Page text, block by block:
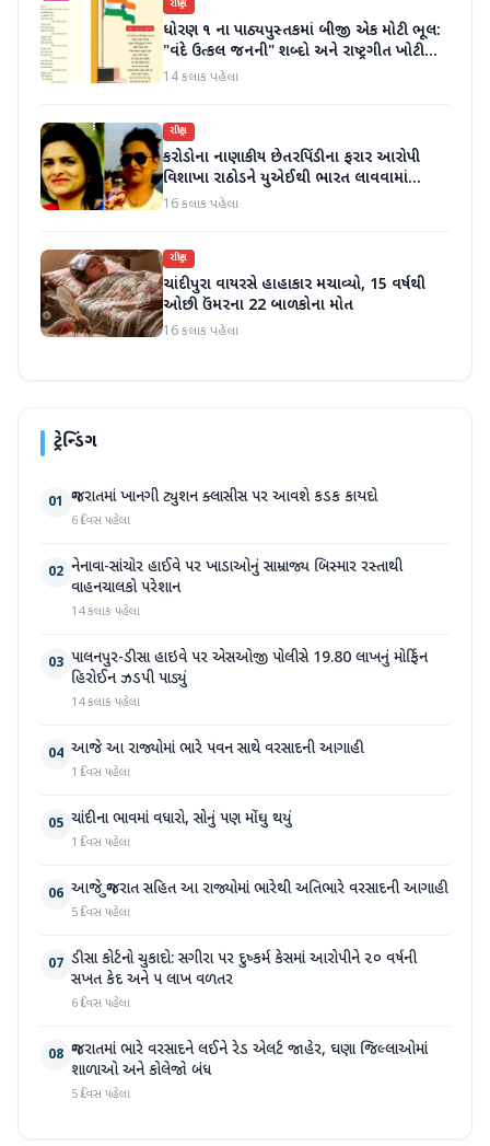
રાષ્ટ્રીય
ધોરણ ૧ ના પાઠ્યપુસ્તકમાં બીજી એક મોટી ભૂલ:
"વંદે ઉત્કલ જનની" શબ્દો અને રાષ્ટ્રગીત ખોટી
રીતે છાપવામાં આવ્યા
14 કલાક પહેલા
રાષ્ટ્રીય
કરોડોના નાણાકીય છેતરપિંડીના ફરાર આરોપી
વિશાખા રાઠોડને યુએઈથી ભારત લાવવામાં
આવ્યો
16 કલાક પહેલા
રાષ્ટ્રીય
ચાંદીપુરા વાયરસે હાહાકાર મચાવ્યો, 15 વર્ષથી
ઓછી ઉંમરના 22 બાળકોના મોત
16 કલાક પહેલા
ટ્રેન્ડિંગ
01 ગુજરાતમાં ખાનગી ટ્યુશન ક્લાસીસ પર આવશે કડક કાયદો
6 દિવસ પહેલા
02 નેનાવા-સાંચોર હાઈવે પર ખાડાઓનું સામ્રાજ્ય બિસ્માર રસ્તાથી
વાહનચાલકો પરેશાન
14 કલાક પહેલા
03 પાલનપુર-ડીસા હાઇવે પર એસઓજી પોલીસે 19.80 લાખનું મોર્ફિન
હિરોઈન ઝડપી પાડ્યું
14 કલાક પહેલા
04 આજે આ રાજ્યોમાં ભારે પવન સાથે વરસાદની આગાહી
1 દિવસ પહેલા
05 ચાંદીના ભાવમાં વધારો, સોનું પણ મોંઘુ થયું
1 દિવસ પહેલા
06 આજે ગુજરાત સહિત આ રાજ્યોમાં ભારેથી અતિભારે વરસાદની આગાહી
5 દિવસ પહેલા
07 ડીસા કોર્ટનો ચુકાદો: સગીરા પર દુષ્કર્મ કેસમાં આરોપીને ૨૦ વર્ષની
સખત કેદ અને ૫ લાખ વળતર
6 દિવસ પહેલા
08 ગુજરાતમાં ભારે વરસાદને લઈને રેડ એલર્ટ જાહેર, ઘણા જિલ્લાઓમાં
શાળાઓ અને કોલેજો બંધ
5 દિવસ પહેલા